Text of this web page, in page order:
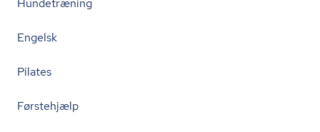
Hundetræning
Engelsk
Pilates
Førstehjælp